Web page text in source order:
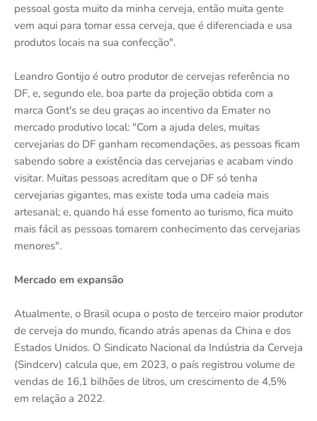
pessoal gosta muito da minha cerveja, então muita gente
vem aqui para tomar essa cerveja, que é diferenciada e usa
produtos locais na sua confecção".
Leandro Gontijo é outro produtor de cervejas referência no
DF, e, segundo ele, boa parte da projeção obtida com a
marca Gont's se deu graças ao incentivo da Emater no
mercado produtivo local: "Com a ajuda deles, muitas
cervejarias do DF ganham recomendações, as pessoas ficam
sabendo sobre a existência das cervejarias e acabam vindo
visitar. Muitas pessoas acreditam que o DF só tenha
cervejarias gigantes, mas existe toda uma cadeia mais
artesanal; e, quando há esse fomento ao turismo, fica muito
mais fácil as pessoas tomarem conhecimento das cervejarias
menores".
Mercado em expansão
Atualmente, o Brasil ocupa o posto de terceiro maior produtor
de cerveja do mundo, ficando atrás apenas da China e dos
Estados Unidos. O Sindicato Nacional da Indústria da Cerveja
(Sindcerv) calcula que, em 2023, o país registrou volume de
vendas de 16,1 bilhões de litros, um crescimento de 4,5%
em relação a 2022.